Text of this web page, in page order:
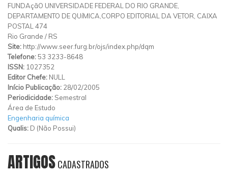
FUNDAçãO UNIVERSIDADE FEDERAL DO RIO GRANDE,
DEPARTAMENTO DE QUíMICA,CORPO EDITORIAL DA VETOR, CAIXA
POSTAL 474
Rio Grande / RS
Site: http://www.seer.furg.br/ojs/index.php/dqm
Telefone:53 3233-8648
ISSN: 1027352
Editor Chefe: NULL
Início Publicação: 28/02/2005
Periodicidade: Semestral
Área de Estudo
Engenharia química
Qualis: D (Não Possui)
ARTIGOSCADASTRADOS